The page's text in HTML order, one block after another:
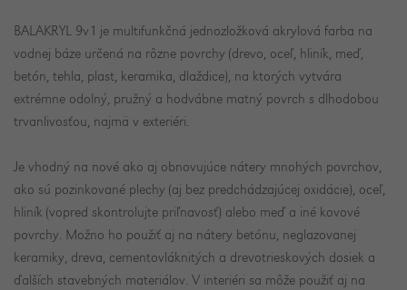
BALAKRYL 9v1 je multifunkčná jednozložková akrylová farba na
vodnej báze určená na rôzne povrchy (drevo, oceľ, hliník, meď,
betón, tehla, plast, keramika, dlaždice), na ktorých vytvára
extrémne odolný, pružný a hodvábne matný povrch s dlhodobou
trvanlivosťou, najmä v exteriéri.
Je vhodný na nové ako aj obnovujúce nátery mnohých povrchov,
ako sú pozinkované plechy (aj bez predchádzajúcej oxidácie), oceľ,
hliník (vopred skontrolujte priľnavosť) alebo meď a iné kovové
povrchy. Možno ho použiť aj na nátery betónu, neglazovanej
keramiky, dreva, cementovláknitých a drevotrieskových dosiek a
ďalších stavebných materiálov. V interiéri sa môže použiť aj na